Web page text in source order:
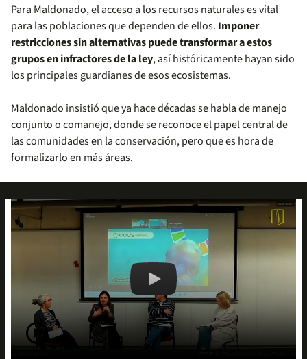
Para Maldonado, el acceso a los recursos naturales es vital
para las poblaciones que dependen de ellos. Imponer
restricciones sin alternativas puede transformar a estos
grupos en infractores de la ley, así históricamente hayan sido
los principales guardianes de esos ecosistemas.
Maldonado insistió que ya hace décadas se habla demanejo
conjunto o comanejo, donde se reconoce el papel central de
las comunidades en la conservación, pero que es hora de
formalizarlo en más áreas.
Remote video URL
COP16: Biodiversidad en
play_circle